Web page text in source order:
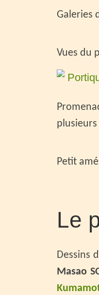
Galeries
Vues du
Petit
Le
Dessins
Masao